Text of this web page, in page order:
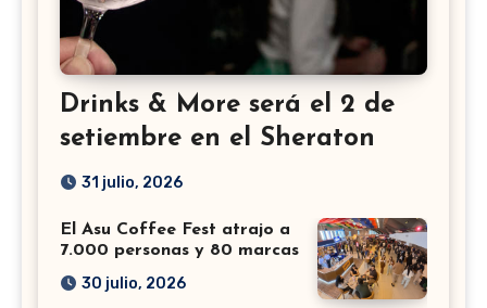
Drinks & More será el 2 de
setiembre en el Sheraton
31 julio, 2026
El Asu Coffee Fest atrajo a
7.000 personas y 80 marcas
30 julio, 2026